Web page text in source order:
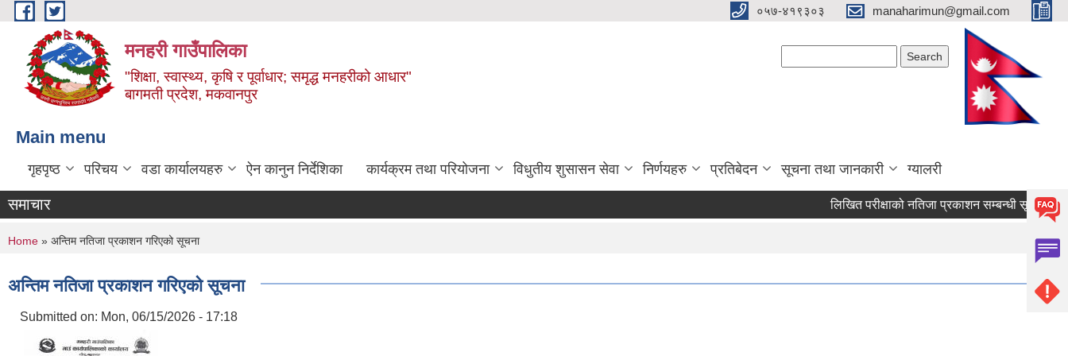
Skip to main content ०५७-४१९३०३ manaharimun@gmail.com
मनहरी गाउँपालिका
"शिक्षा, स्वास्थ्य, कृषि र पूर्वाधार; समृद्ध मनहरीको आधार"
बागमती प्रदेश, मकवानपुर
Main menu
गृहपृष्ठ परिचय वडा कार्यालयहरु ऐन कानुन निर्देशिका कार्यक्रम तथा परियोजना विधुतीय शुसासन सेवा निर्णयहरु प्रतिबेदन सूचना तथा जानकारी ग्यालरी
समाचार लिखित परीक्षाको नतिजा प्रकाशन सम्बन्धी सूचना ।
You are here
Home » अन्तिम नतिजा प्रकाशन गरिएको सूचना
अन्तिम नतिजा प्रकाशन गरिएको सूचना
Submitted on: Mon, 06/15/2026 - 17:18